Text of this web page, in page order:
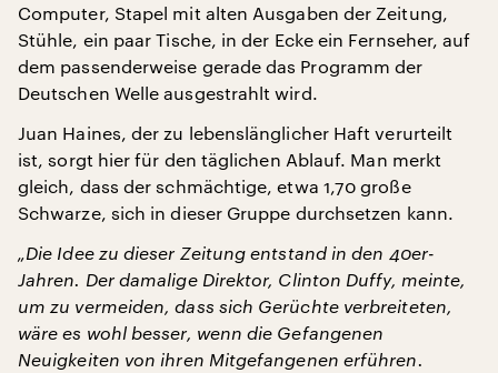
Computer, Stapel mit alten Ausgaben der Zeitung,
Stühle, ein paar Tische, in der Ecke ein Fernseher, auf
dem passenderweise gerade das Programm der
Deutschen Welle ausgestrahlt wird.
Juan Haines, der zu lebenslänglicher Haft verurteilt
ist, sorgt hier für den täglichen Ablauf. Man merkt
gleich, dass der schmächtige, etwa 1,70 große
Schwarze, sich in dieser Gruppe durchsetzen kann.
„Die Idee zu dieser Zeitung entstand in den 40er-
Jahren. Der damalige Direktor, Clinton Duffy, meinte,
um zu vermeiden, dass sich Gerüchte verbreiteten,
wäre es wohl besser, wenn die Gefangenen
Neuigkeiten von ihren Mitgefangenen erführen.